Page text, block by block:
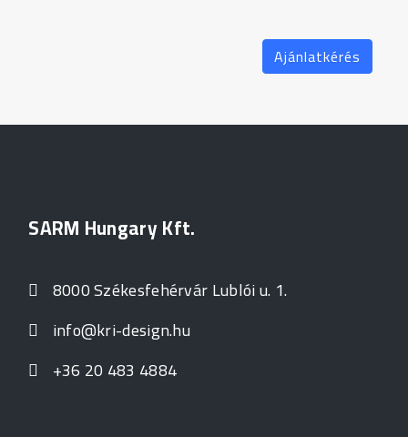
Ajánlatkérés
SARM Hungary Kft.
8000 Székesfehérvár Lublói u. 1.
info@kri-design.hu
+36 20 483 4884